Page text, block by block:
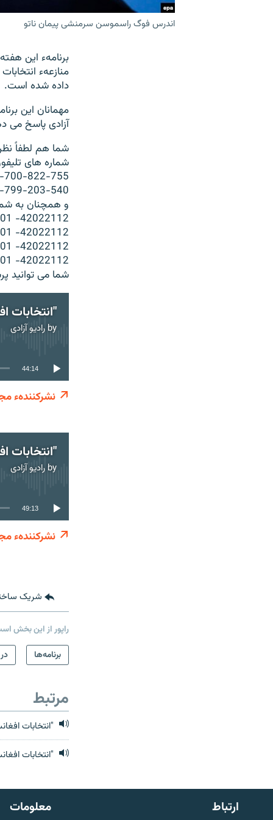
به ما بپیوندید
اندرس فوگ راسموسن سرمنشی پیمان ناتو
برنامهء این
منازعهء
داده شده است.
مهمانان این
آزادی پاسخ می
شما هم لطفاً
شماره های
700-822-755
799-203-540
و همچنان به
-42022112
-42022112
-42022112
-42022112
شما می توانید
by رادیو آزادی
44:14
نشرکنندهء
by رادیو آزادی
49:13
نشرکنندهء
شریک
راپور از این بخش
برنامه‌ها
مرتبط
"انتخابات
"انتخابات
ارتباط معلومات